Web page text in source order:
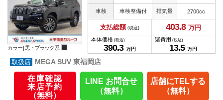
カラー | 黒・ブラック系
車検 車検整備付 排気量 2700cc
支払総額 (税込) 403.8 万円
本体価格 (税込)
390.3 万円
諸費用 (税込)
13.5 万円
MEGA SUV 東福岡店
在庫確認
来店予約
（無料）
LINE お問合せ
（無料）
店舗にTELする
（無料）